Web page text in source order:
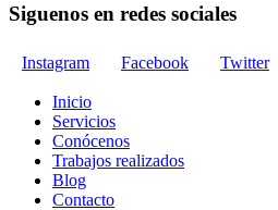
Siguenos en redes sociales
Instagram Facebook Twitter
Inicio
Servicios
Conócenos
Trabajos realizados
Blog
Contacto